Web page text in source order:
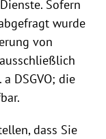
Sofern
wurde
von
DSGVO; die
dass Sie